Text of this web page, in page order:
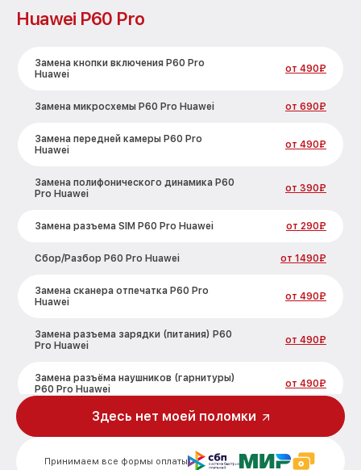
Huawei P60 Pro
Замена кнопки включения P60 Pro
Huawei
от 490₽
Замена микросхемы P60 Pro Huawei от 690₽
Замена передней камеры P60 Pro
Huawei
от 490₽
Замена полифонического динамика P60
Pro Huawei
от 390₽
Замена разъема SIM P60 Pro Huawei от 290₽
Сбор/Разбор P60 Pro Huawei от 1490₽
Замена сканера отпечатка P60 Pro
Huawei
от 490₽
Замена разъема зарядки (питания) P60
Pro Huawei
от 490₽
Замена разъёма наушников (гарнитуры)
P60 Pro Huawei
от 490₽
Замена элемента P60 Pro Huawei
Замена NFC антенны P60 Pro Huawei от 1190₽
Принимаем все формы оплаты
Здесь нет моей поломки